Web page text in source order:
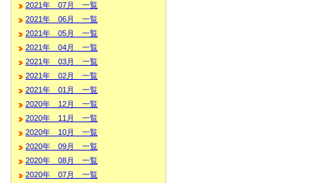
2021年 07月 一覧
2021年 06月 一覧
2021年 05月 一覧
2021年 04月 一覧
2021年 03月 一覧
2021年 02月 一覧
2021年 01月 一覧
2020年 12月 一覧
2020年 11月 一覧
2020年 10月 一覧
2020年 09月 一覧
2020年 08月 一覧
2020年 07月 一覧